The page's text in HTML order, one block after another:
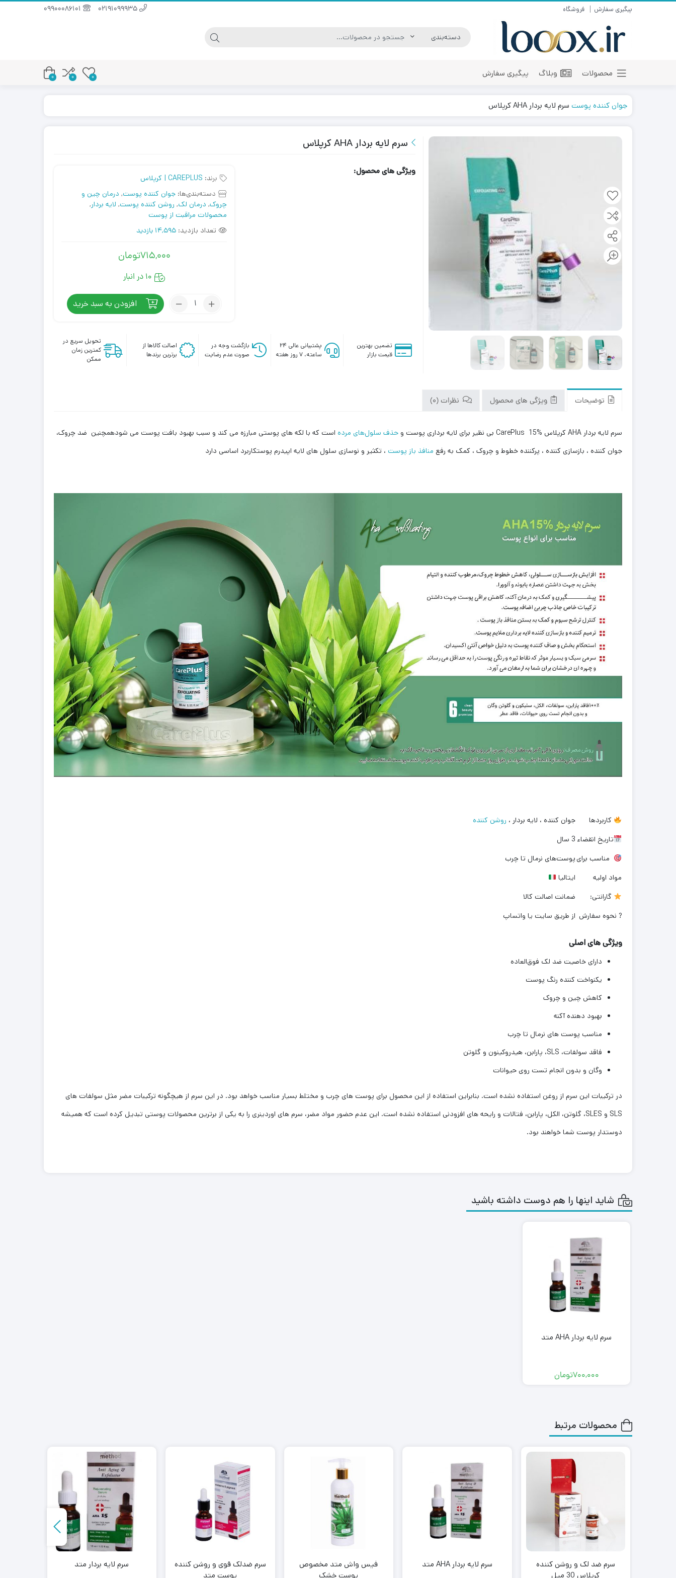
پیگیری سفارش فروشگاه
محصولات وبلاگ پیگیری سفارش 0
0
0
جوان کننده پوست سرم لایه بردار AHA کرپلاس
سرم لایه بردار AHA کرپلاس
ویژگی های محصول:
برند: CAREPLUS | کرپلاس
دسته‌بندی‌ها: جوان کننده پوست, درمان چین و
چروک, درمان لک, روشن کننده پوست, لایه بردار,
محصولات مراقبت از پوست
تعداد بازدید: 14,595 بازدید
715,000تومان
10 در انبار
تعداد:
AHA
کرپلاس
افزودن به سبد خرید
تضمین بهترین
قیمت بازار
پشتیبانی عالی ۲۴
ساعته، ۷ روز هفته
بازگشت وجه در
صورت عدم رضایت
اصالت کالاها از
برترین برندها
تحویل سریع در
کمترین زمان
ممکن
توضیحات ویژگی های محصول نظرات (0)
سرم لایه بردار AHA کرپلاس CarePlus 15% بی نظیر برای لایه برداری پوست و حذف سلول‌های مرده است که با لکه های پوستی مبارزه می کند و سبب بهبود بافت پوست می شودهمچنین ضد چروک،
جوان کننده ، بازسازی کننده ، پرکننده خطوط و چروک ، کمک به رفع منافذ باز پوست ، تکثیر و نوسازی سلول های لایه اپیدرم پوستکاربرد اساسی دارد
کاربردها جوان کننده ، لایه بردار ، روشن کننده
تاریخ انقضاء 3 سال
مناسب برای پوست‌های نرمال تا چرب
مواد اولیه
ایتالیا
گارانتی:
ضمانت اصالت کالا
? نحوه سفارش از طریق سایت یا واتساپ
ویژگی های اصلی
دارای خاصیت ضد لک فوق‌العاده
یکنواخت کننده رنگ پوست
کاهش چین و چروک
بهبود دهنده آکنه
مناسب پوست های نرمال تا چرب
فاقد سولفات، SLS، پارابن، هیدروکینون و گلوتن
وگان و بدون انجام تست روی حیوانات
در ترکیبات این سرم از روغن استفاده نشده است. بنابراین استفاده از این محصول برای پوست های چرب و مختلط بسیار مناسب خواهد بود. در این سرم از هیچگونه ترکیبات مضر مثل سولفات های
SLS و SLES، گلوتن، الکل، پارابن، فتالات و رایحه های افزودنی استفاده نشده است. این عدم حضور مواد مضر، سرم های اوردینری را به یکی از برترین محصولات پوستی تبدیل کرده است که همیشه
دوستدار پوست شما خواهند بود‌.
شاید اینها را هم دوست داشته باشید
سرم لایه بردار AHA متد
700,000تومان
محصولات مرتبط
سرم ضد لک و روشن کننده
کرپلاس 30 میل
سرم لایه بردار AHA متد
فیس واش متد مخصوص
پوست خشک
سرم ضدلک قوی و روشن کننده
پوست متد
سرم لایه بردار متد